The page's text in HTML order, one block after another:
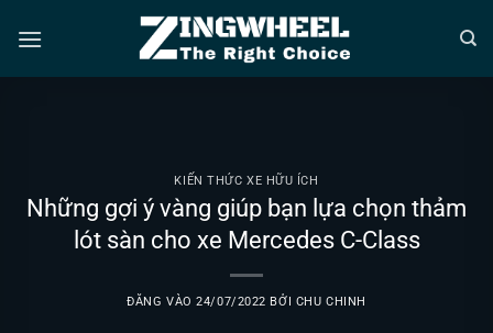
qua
KIẾN THỨC XE HỮU ÍCH
Những gợi ý vàng giúp bạn lựa chọn thảm
lót sàn cho xe Mercedes C-Class
ĐĂNG VÀO24/07/2022 BỞI CHU CHINH